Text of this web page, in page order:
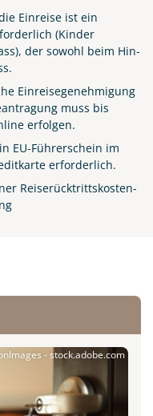
Einreise ist ein
(Kinder
der sowohl beim Hin-
Einreisegenehmigung
muss bis
erfolgen.
EU-Führerschein im
erforderlich.
Reiserücktrittskosten-
- stock.adobe.com